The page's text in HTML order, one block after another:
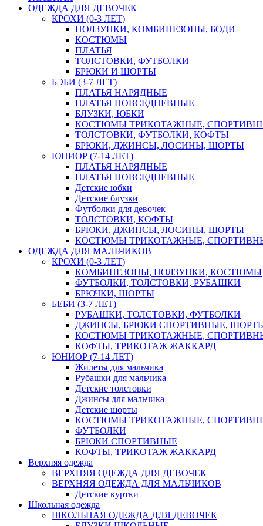
ОДЕЖДА ДЛЯ ДЕВОЧЕК
КРОХИ (0-3 ЛЕТ)
ПОЛЗУНКИ, КОМБИНЕЗОНЫ, БОДИ
КОСТЮМЫ
ПЛАТЬЯ
ТОЛСТОВКИ, ФУТБОЛКИ
БРЮКИ И ШОРТЫ
БЭБИ (3-7 ЛЕТ)
ПЛАТЬЯ НАРЯДНЫЕ
ПЛАТЬЯ ПОВСЕДНЕВНЫЕ
БЛУЗКИ, ЮБКИ
КОСТЮМЫ ТРИКОТАЖНЫЕ,
ТОЛСТОВКИ, ФУТБОЛКИ, КОФТЫ
БРЮКИ, ДЖИНСЫ, ЛОСИНЫ, ШОРТЫ
ЮНИОР (7-14 ЛЕТ)
ПЛАТЬЯ НАРЯДНЫЕ
ПЛАТЬЯ ПОВСЕДНЕВНЫЕ
Детские юбки
Детские блузки
Футболки для девочек
ТОЛСТОВКИ, КОФТЫ
БРЮКИ, ДЖИНСЫ, ЛОСИНЫ, ШОРТЫ
КОСТЮМЫ ТРИКОТАЖНЫЕ,
ОДЕЖДА ДЛЯ МАЛЬЧИКОВ
КРОХИ (0-3 ЛЕТ)
КОМБИНЕЗОНЫ, ПОЛЗУНКИ, КОСТЮМЫ
ФУТБОЛКИ, ТОЛСТОВКИ, РУБАШКИ
БРЮЧКИ, ШОРТЫ
БЕБИ (3-7 ЛЕТ)
РУБАШКИ, ТОЛСТОВКИ, ФУТБОЛКИ
ДЖИНСЫ, БРЮКИ СПОРТИВНЫЕ,
КОСТЮМЫ ТРИКОТАЖНЫЕ,
КОФТЫ, ТРИКОТАЖ ЖАККАРД
ЮНИОР (7-14 ЛЕТ)
Жилеты для мальчика
Рубашки для мальчика
Детские толстовки
Джинсы для мальчика
Детские шорты
КОСТЮМЫ ТРИКОТАЖНЫЕ,
ФУТБОЛКИ
БРЮКИ СПОРТИВНЫЕ
КОФТЫ, ТРИКОТАЖ ЖАККАРД
Верхняя одежда
ВЕРХНЯЯ ОДЕЖДА ДЛЯ ДЕВОЧЕК
ВЕРХНЯЯ ОДЕЖДА ДЛЯ МАЛЬЧИКОВ
Детские куртки
Школьная одежда
ШКОЛЬНАЯ ОДЕЖДА ДЛЯ ДЕВОЧЕК